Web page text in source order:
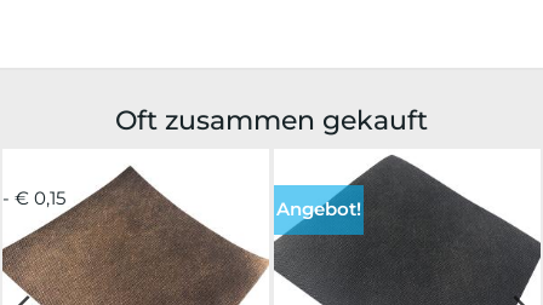
Oft zusammen gekauft
- € 0,15 Angebot!